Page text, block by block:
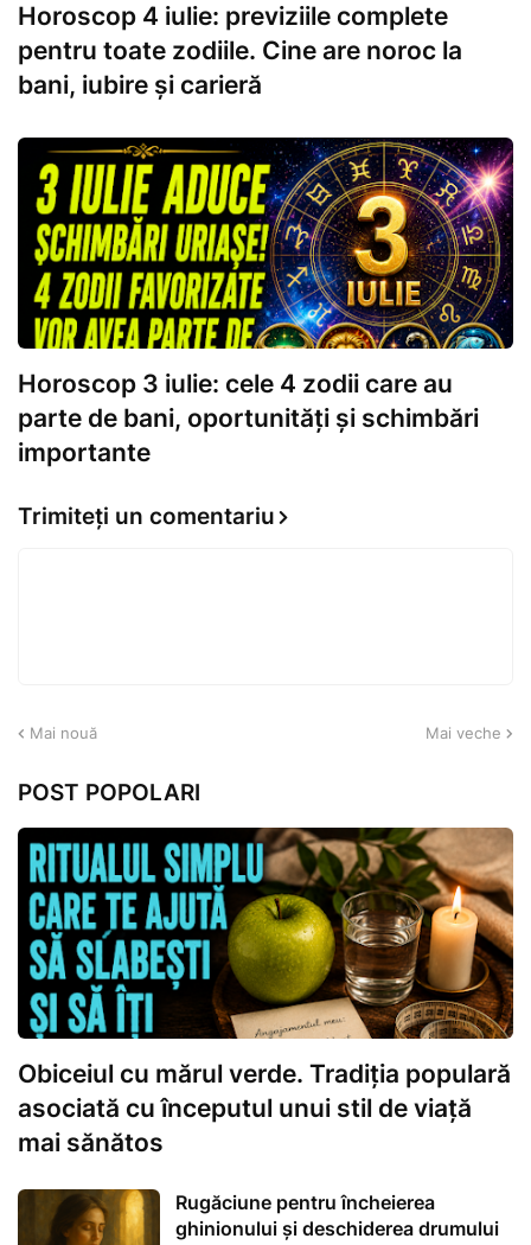
Horoscop 4 iulie: previziile complete
pentru toate zodiile. Cine are noroc la
bani, iubire și carieră
Horoscop 3 iulie: cele 4 zodii care au
parte de bani, oportunități și schimbări
importante
Trimiteți un comentariu
Mai nouă Mai veche
POST POPOLARI
Obiceiul cu mărul verde. Tradiția populară
asociată cu începutul unui stil de viață
mai sănătos
Rugăciune pentru încheierea
ghinionului și deschiderea drumului